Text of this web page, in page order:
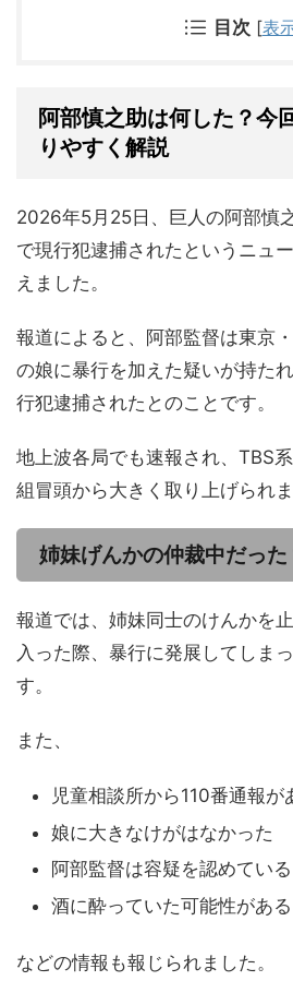
目次 [表
阿部慎之助は何した？今
りやすく解説
2026年5月25日、巨人の阿部慎
で現行犯逮捕されたというニュ
えました。
報道によると、阿部監督は東京
の娘に暴行を加えた疑いが持た
行犯逮捕されたとのことです。
地上波各局でも速報され、TBS
組冒頭から大きく取り上げられま
姉妹げんかの仲裁中だった
報道では、姉妹同士のけんかを
入った際、暴行に発展してしま
す。
また、
児童相談所から110番通報が
娘に大きなけがはなかった
阿部監督は容疑を認めている
酒に酔っていた可能性がある
などの情報も報じられました。